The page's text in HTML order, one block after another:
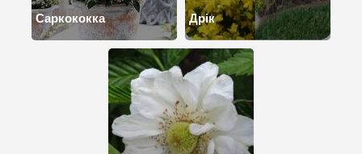
Саркококка Дрік